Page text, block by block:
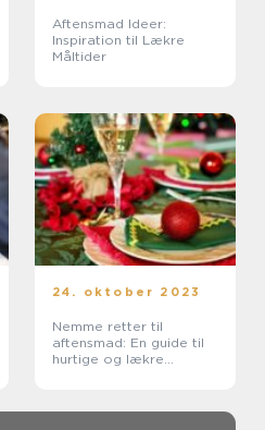
Aftensmad Ideer:
Inspiration til Lækre
Måltider
24. oktober 2023
Nemme retter til
aftensmad: En guide til
hurtige og lækre